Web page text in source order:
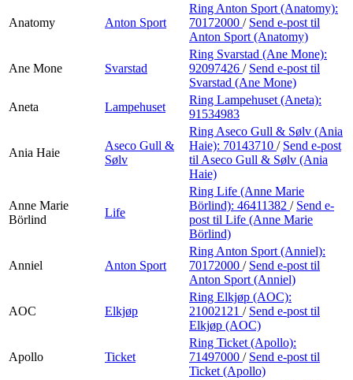
Anatomy Anton Sport
Ring Anton Sport (Anatomy):
70172000 / Send e-post til
Anton Sport (Anatomy)
Ane Mone Svarstad
Ring Svarstad (Ane Mone):
92097426 / Send e-post til
Svarstad (Ane Mone)
Aneta
Lampehuset
Ring Lampehuset (Aneta):
91534983
Ania Haie
Aseco Gull &
Sølv
Ring Aseco Gull & Sølv (Ania
Haie): 70143710 / Send e-post
til Aseco Gull & Sølv (Ania
Haie)
Anne Marie
Börlind
Life
Ring Life (Anne Marie
Börlind): 46411382 / Send e-
post til Life (Anne Marie
Börlind)
Anniel Anton Sport
Ring Anton Sport (Anniel):
70172000 / Send e-post til
Anton Sport (Anniel)
AOC Elkjøp
Ring Elkjøp (AOC):
21002121 / Send e-post til
Elkjøp (AOC)
Apollo Ticket
Ring Ticket (Apollo):
71497000 / Send e-post til
Ticket (Apollo)